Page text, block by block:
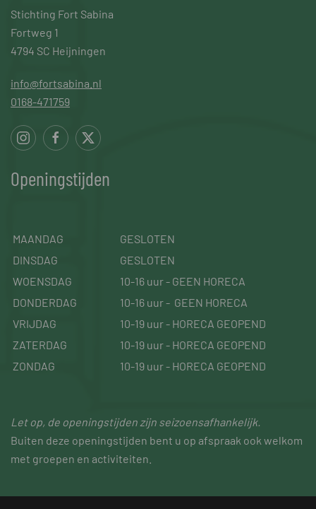
Stichting Fort Sabina
Fortweg 1
4794 SC Heijningen
info@fortsabina.nl
0168-471759
Openingstijden
MAANDAG
GESLOTEN
DINSDAG
GESLOTEN
WOENSDAG
10-16 uur - GEEN HORECA
DONDERDAG
10-16 uur - GEEN HORECA
VRIJDAG
10-19 uur - HORECA GEOPEND
ZATERDAG
10-19 uur - HORECA GEOPEND
ZONDAG
10-19 uur - HORECA GEOPEND
Let op, de openingstijden zijn seizoensafhankelijk.
Buiten deze openingstijden bent u op afspraak ook welkom
met groepen en activiteiten.